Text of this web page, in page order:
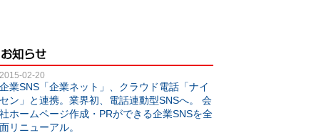
2015-02-20
企業SNS「企業ネット」、クラウド電話「ナイ
セン」と連携。業界初、電話連動型SNSへ。 会
社ホームページ作成・PRができる企業SNSを全
面リニューアル。